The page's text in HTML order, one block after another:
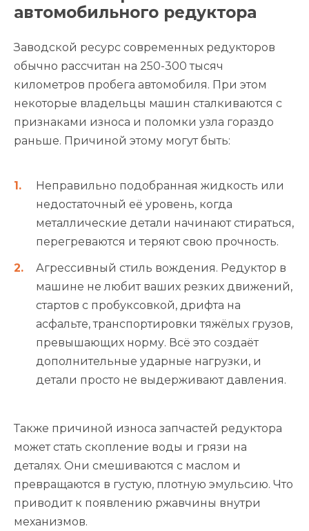
автомобильного редуктора
Заводской ресурс современных редукторов
обычно рассчитан на 250-300 тысяч
километров пробега автомобиля. При этом
некоторые владельцы машин сталкиваются с
признаками износа и поломки узла гораздо
раньше. Причиной этому могут быть:
Неправильно подобранная жидкость или
недостаточный её уровень, когда
металлические детали начинают стираться,
перегреваются и теряют свою прочность.
Агрессивный стиль вождения. Редуктор в
машине не любит ваших резких движений,
стартов с пробуксовкой, дрифта на
асфальте, транспортировки тяжёлых грузов,
превышающих норму. Всё это создаёт
дополнительные ударные нагрузки, и
детали просто не выдерживают давления.
Также причиной износа запчастей редуктора
может стать скопление воды и грязи на
деталях. Они смешиваются с маслом и
превращаются в густую, плотную эмульсию. Что
приводит к появлению ржавчины внутри
механизмов.